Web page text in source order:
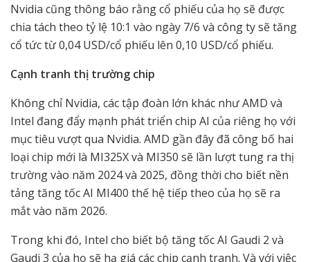
Nvidia cũng thông báo rằng cổ phiếu của họ sẽ được
chia tách theo tỷ lệ 10:1 vào ngày 7/6 và công ty sẽ tăng
cổ tức từ 0,04 USD/cổ phiếu lên 0,10 USD/cổ phiếu.
Cạnh tranh thị trường chip
Không chỉ Nvidia, các tập đoàn lớn khác như AMD và
Intel đang đẩy mạnh phát triển chip AI của riêng họ với
mục tiêu vượt qua Nvidia. AMD gần đây đã công bố hai
loại chip mới là MI325X và MI350 sẽ lần lượt tung ra thị
trường vào năm 2024 và 2025, đồng thời cho biết nền
tảng tăng tốc AI MI400 thế hệ tiếp theo của họ sẽ ra
mắt vào năm 2026.
Trong khi đó, Intel cho biết bộ tăng tốc AI Gaudi 2 và
Gaudi 3 của họ sẽ hạ giá các chip cạnh tranh. Và với việc